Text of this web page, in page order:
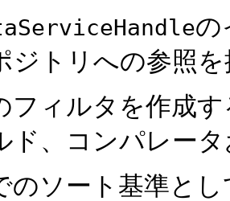
の
ジトリへの参照
フィルタを作成
ド、コンパレー
のソート基準と